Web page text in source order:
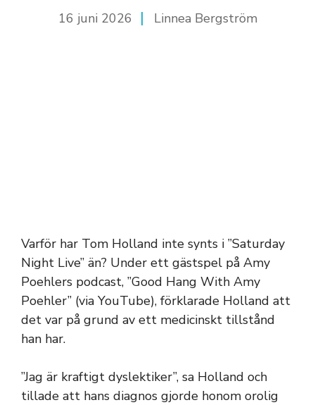
16 juni 2026 Linnea Bergström
Varför har Tom Holland inte synts i ”Saturday
Night Live” än? Under ett gästspel på Amy
Poehlers podcast, ”Good Hang With Amy
Poehler” (via YouTube), förklarade Holland att
det var på grund av ett medicinskt tillstånd
han har.
”Jag är kraftigt dyslektiker”, sa Holland och
tillade att hans diagnos gjorde honom orolig